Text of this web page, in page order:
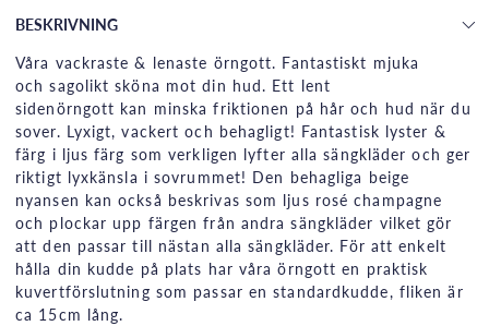
BESKRIVNING
Våra vackraste & lenaste örngott. Fantastiskt mjuka
och sagolikt sköna mot din hud. Ett lent
sidenörngott kan minska friktionen på hår och hud när du
sover. Lyxigt, vackert och behagligt! Fantastisk lyster &
färg i ljus färg som verkligen lyfter alla sängkläder och ger
riktigt lyxkänsla i sovrummet! Den behagliga beige
nyansen kan också beskrivas som ljus rosé champagne
och plockar upp färgen från andra sängkläder vilket gör
att den passar till nästan alla sängkläder. För att enkelt
hålla din kudde på plats har våra örngott en praktisk
kuvertförslutning som passar en standardkudde, fliken är
ca 15cm lång.